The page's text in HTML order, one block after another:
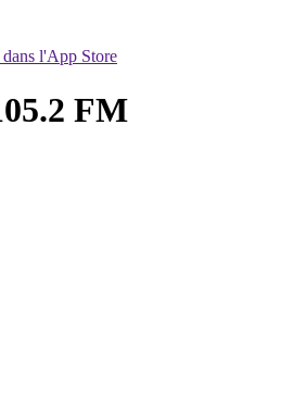
l'App Store
FM